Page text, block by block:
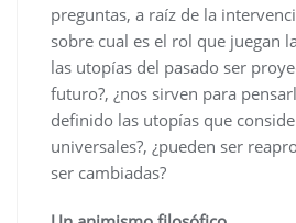
preguntas, a raíz de la
sobre cual es el rol que juegan
las utopías del pasado ser
futuro?, ¿nos sirven para
definido las utopías que
universales?, ¿pueden ser
ser cambiadas?